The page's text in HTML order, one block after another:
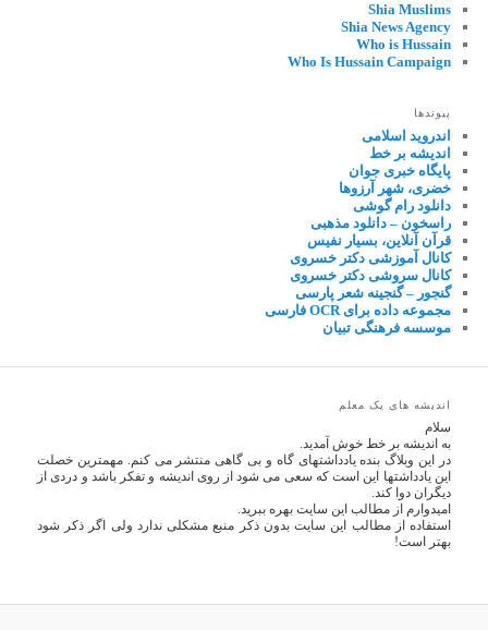
Shia Muslims
Shia News Agency
Who is Hussain
Who Is Hussain Campaign
پیوندها
اندروید اسلامی
اندیشه بر خط
پایگاه خبری جوان
خضری، شهر آرزوها
دانلود رام گوشی
راسخون – دانلود مذهبی
قرآن آنلاین، بسیار نفیس
کانال آموزشی دکتر خسروی
کانال سروشی دکتر خسروی
گنجور – گنجینه شعر پارسی
مجموعه داده برای OCR فارسی
موسسه فرهنگی تبیان
اندیشه های یک معلم
سلام
به اندیشه بر خط خوش آمدید.
در این وبلاگ بنده یادداشتهای گاه و بی گاهی منتشر می کنم. مهمترین خصلت
این یادداشتها این است که سعی می شود از روی اندیشه و تفکر باشد و دردی از
دیگران دوا کند.
امیدوارم از مطالب این سایت بهره ببرید.
استفاده از مطالب این سایت بدون ذکر منبع مشکلی ندارد ولی اگر ذکر شود
بهتر است!